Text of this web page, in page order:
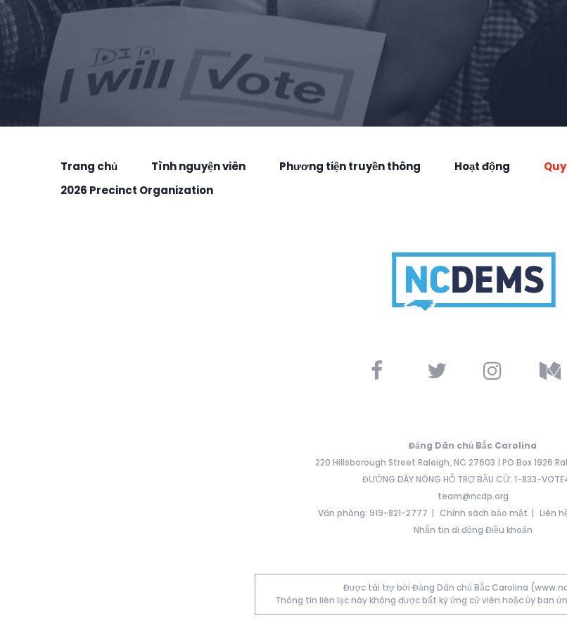
Trang chủ Tình nguyện viên Phương tiện truyền thông Hoạt động
2026 Precinct Organization
Đảng Dân chủ Bắc Carolina
220 Hillsborough Street Raleigh, NC 27603 | PO Box 1926
ĐƯỜNG DÂY NÓNG HỖ TRỢ BẦU CỬ: 1-833-
team@ncdp.org
Văn phòng: 919-821-2777
Chính sách bảo mật
Liên
Nhắn tin di động Điều khoản
Được tài trợ bởi Đảng Dân chủ Bắc Carolina
Thông tin liên lạc này không được bất kỳ ứng cử viên hoặc ủy ban